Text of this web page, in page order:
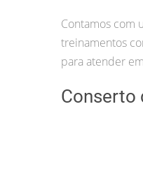
Contamos com
treinamentos
para atender
Conserto